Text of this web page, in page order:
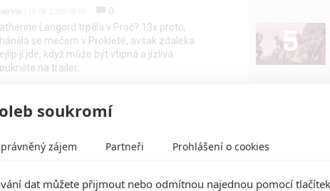
0
Langord trpěla v Proč? 13x proto,
se mečem v Prokleté, avšak zdaleka
jí jde, když může být vtipná a jízlivá.
na trailer.
5
soukromí
zájem Partneři Prohlášení o cookies
dat můžete přijmout nebo odmítnou najednou pomocí tlačítek